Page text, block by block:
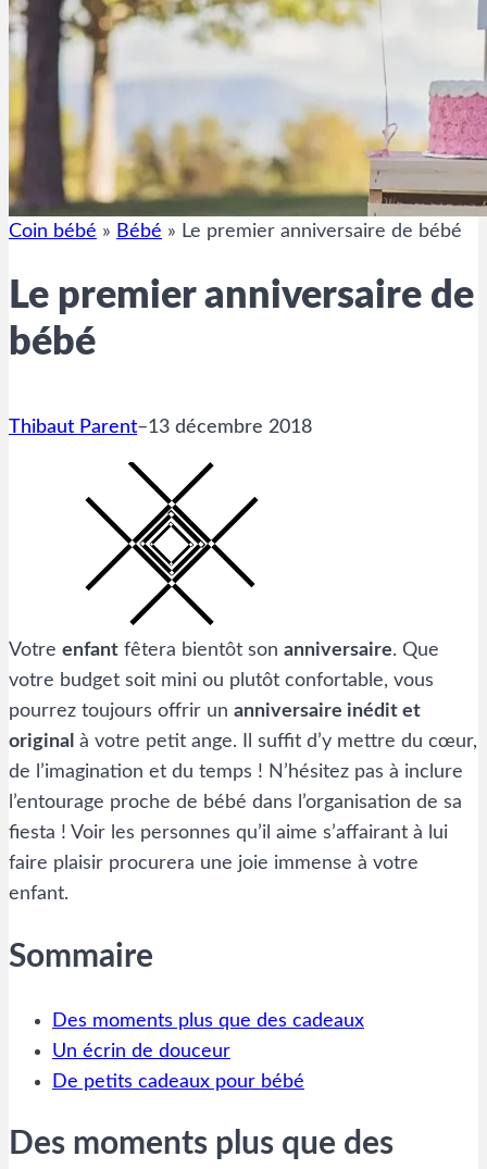
Coin bébé » Bébé » Le premier anniversaire de bébé
Le premier anniversaire de
bébé
Thibaut Parent–13 décembre 2018
Votre enfant fêtera bientôt son anniversaire. Que
votre budget soit mini ou plutôt confortable, vous
pourrez toujours offrir un anniversaire inédit et
original à votre petit ange. Il suffit d’y mettre du cœur,
de l’imagination et du temps ! N’hésitez pas à inclure
l’entourage proche de bébé dans l’organisation de sa
fiesta ! Voir les personnes qu’il aime s’affairant à lui
faire plaisir procurera une joie immense à votre
enfant.
Sommaire
Des moments plus que des cadeaux
Un écrin de douceur
De petits cadeaux pour bébé
Des moments plus que des